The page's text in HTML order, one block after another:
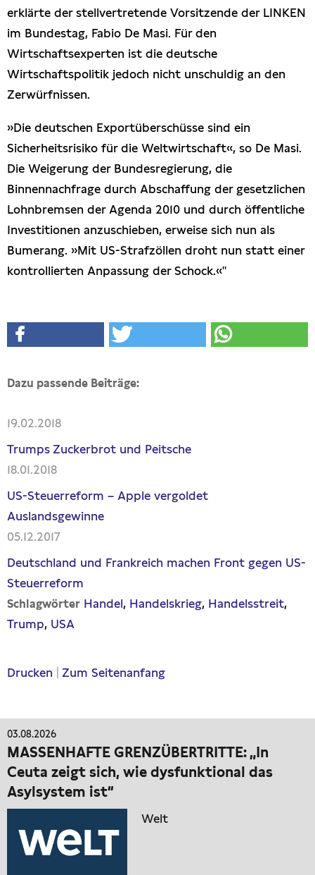
erklärte der stellvertretende Vorsitzende der LINKEN
im Bundestag, Fabio De Masi. Für den
Wirtschaftsexperten ist die deutsche
Wirtschaftspolitik jedoch nicht unschuldig an den
Zerwürfnissen.
»Die deutschen Exportüberschüsse sind ein
Sicherheitsrisiko für die Weltwirtschaft«, so De Masi.
Die Weigerung der Bundesregierung, die
Binnennachfrage durch Abschaffung der gesetzlichen
Lohnbremsen der Agenda 2010 und durch öffentliche
Investitionen anzuschieben, erweise sich nun als
Bumerang. »Mit US-Strafzöllen droht nun statt einer
kontrollierten Anpassung der Schock.«"
Dazu passende Beiträge:
19.02.2018
Trumps Zuckerbrot und Peitsche
18.01.2018
US-Steuerreform – Apple vergoldet
Auslandsgewinne
05.12.2017
Deutschland und Frankreich machen Front gegen US-
Steuerreform
Schlagwörter Handel Handelskrieg Handelsstreit
Trump USA
Drucken Zum Seitenanfang
03.08.2026
MASSENHAFTE GRENZÜBERTRITTE: „In
Ceuta zeigt sich, wie dysfunktional das
Asylsystem ist“
Welt